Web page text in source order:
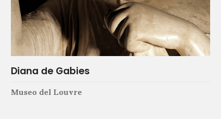
Diana de Gabies
Museo del Louvre